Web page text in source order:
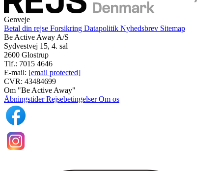
Genveje
Betal din rejse Forsikring Datapolitik Nyhedsbrev Sitemap
Be Active Away A/S
Sydvestvej 15, 4. sal
2600 Glostrup
Tlf.: 7015 4646
E-mail: [email protected]
CVR: 43484699
Om "Be Active Away"
ÅbningstiderRejsebetingelserOm os